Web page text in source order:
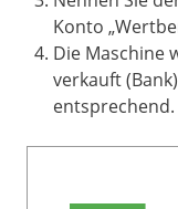
Konto
Die Maschine
verkauft
entsprechend.